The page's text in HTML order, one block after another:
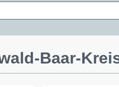
Baar-